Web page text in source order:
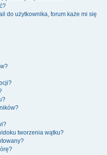
do użytkownika, forum każe mi się
tworzenia wątku?